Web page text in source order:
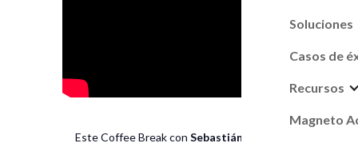
Soluciones
Casos de
Recursos
Magneto
Este Coffee Break con Sebastián Bolívar